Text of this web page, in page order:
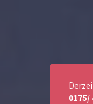
0175/